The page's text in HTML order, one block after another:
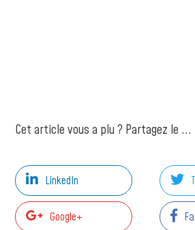
Cet article vous a plu ? Partagez le ...
LinkedIn
Google+